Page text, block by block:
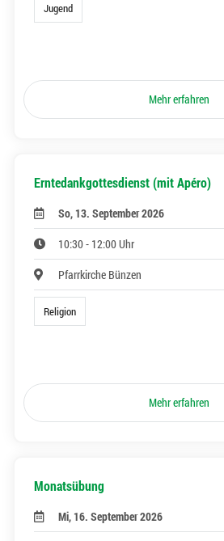
Jugend
Mehr erfahren
Erntedankgottesdienst (mit Apéro)
So, 13. September 2026
10:30 - 12:00 Uhr
Pfarrkirche Bünzen
Religion
Mehr erfahren
Monatsübung
Mi, 16. September 2026